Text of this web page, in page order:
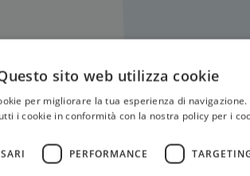
sito web utilizza cookie
per migliorare la tua esperienza di
i cookie in conformità con la nostra policy per i
PERFORMANCE